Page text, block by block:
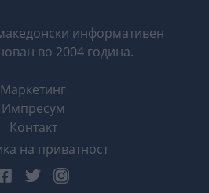
информативен
во 2004 година.
Маркетинг
Импресум
Контакт
на приватност